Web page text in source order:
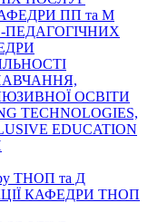
ПП та М
ОСВІТИ
TECHNOLOGIES,
EDUCATION
ТНОП та Д
КАФЕДРИ ТНОП